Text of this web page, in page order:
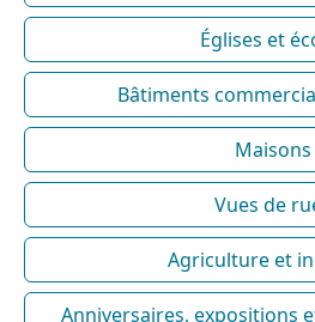
Églises et
Bâtiments
Maisons
Vues de
Agriculture et
Anniversaires, expositions